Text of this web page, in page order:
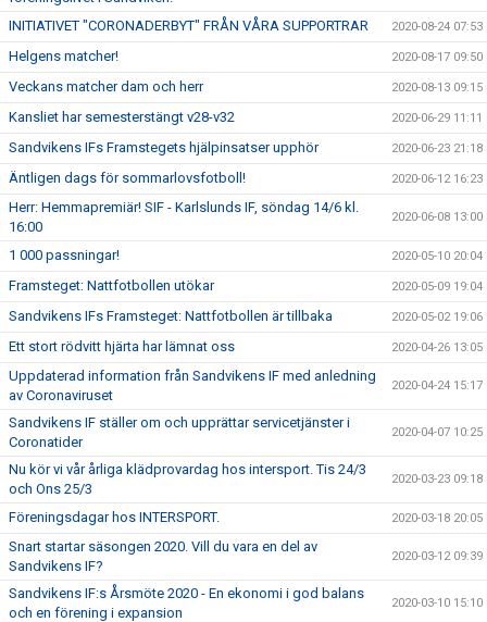
INITIATIVET "CORONADERBYT" FRÅN VÅRA SUPPORTRAR 2020-08-24 07:53
Helgens matcher! 2020-08-17 09:50
Veckans matcher dam och herr 2020-08-13 09:15
Kansliet har semesterstängt v28-v32 2020-06-29 11:11
Sandvikens IFs Framstegets hjälpinsatser upphör 2020-06-23 21:18
Äntligen dags för sommarlovsfotboll! 2020-06-12 16:23
Herr: Hemmapremiär! SIF - Karlslunds IF, söndag 14/6 kl.
16:00
2020-06-08 13:00
1 000 passningar! 2020-05-10 20:04
Framsteget: Nattfotbollen utökar 2020-05-09 19:04
Sandvikens IFs Framsteget: Nattfotbollen är tillbaka 2020-05-02 19:06
Ett stort rödvitt hjärta har lämnat oss 2020-04-26 13:05
Uppdaterad information från Sandvikens IF med anledning
av Coronaviruset
2020-04-24 15:17
Sandvikens IF ställer om och upprättar servicetjänster i
Coronatider
2020-04-07 10:25
Nu kör vi vår årliga klädprovardag hos intersport. Tis 24/3
och Ons 25/3
2020-03-23 09:18
Föreningsdagar hos INTERSPORT. 2020-03-18 20:05
Snart startar säsongen 2020. Vill du vara en del av
Sandvikens IF?
2020-03-12 09:39
Sandvikens IF:s Årsmöte 2020 - En ekonomi i god balans
och en förening i expansion
2020-03-10 15:10